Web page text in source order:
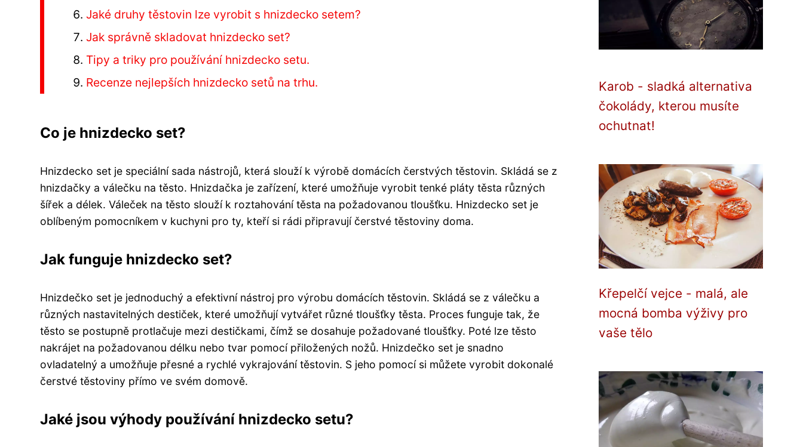
Jaké druhy těstovin lze vyrobit s hnizdecko setem?
Jak správně skladovat hnizdecko set?
Tipy a triky pro používání hnizdecko setu.
Recenze nejlepších hnizdecko setů na trhu.
Co je hnizdecko set?
Hnizdecko set je speciální sada nástrojů, která slouží k výrobě domácích čerstvých těstovin. Skládá se z
hnizdačky a válečku na těsto. Hnizdačka je zařízení, které umožňuje vyrobit tenké pláty těsta různých
šířek a délek. Váleček na těsto slouží k roztahování těsta na požadovanou tloušťku. Hnizdecko set je
oblíbeným pomocníkem v kuchyni pro ty, kteří si rádi připravují čerstvé těstoviny doma.
Jak funguje hnizdecko set?
Hnizdečko set je jednoduchý a efektivní nástroj pro výrobu domácích těstovin. Skládá se z válečku a
různých nastavitelných destiček, které umožňují vytvářet různé tloušťky těsta. Proces funguje tak, že
těsto se postupně protlačuje mezi destičkami, čímž se dosahuje požadované tloušťky. Poté lze těsto
nakrájet na požadovanou délku nebo tvar pomocí přiložených nožů. Hnizdečko set je snadno
ovladatelný a umožňuje přesné a rychlé vykrajování těstovin. S jeho pomocí si můžete vyrobit dokonalé
čerstvé těstoviny přímo ve svém domově.
Jaké jsou výhody používání hnizdecko setu?
Karob - sladká alternativa
čokolády, kterou musíte
ochutnat!
Křepelčí vejce - malá, ale
mocná bomba výživy pro
vaše tělo